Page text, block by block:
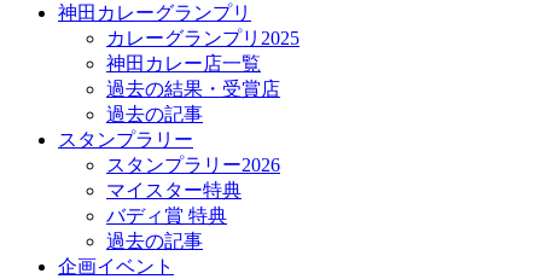
神田カレーグランプリ
カレーグランプリ2025
神田カレー店一覧
過去の結果・受賞店
過去の記事
スタンプラリー
スタンプラリー2026
マイスター特典
バディ賞 特典
過去の記事
企画イベント